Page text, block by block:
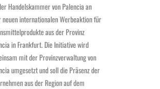
Handelskammer von Palencia an
neuen internationalen Werbeaktion für
aus der Provinz
in Frankfurt. Die Initiative wird
mit der Provinzverwaltung von
umgesetzt und soll die Präsenz der
aus der Region auf dem